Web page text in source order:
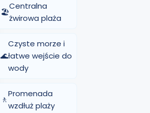
🏖️
Centralna
żwirowa plaża
🌊
Czyste morze i
łatwe wejście do
wody
🚶
Promenada
wzdłuż plaży